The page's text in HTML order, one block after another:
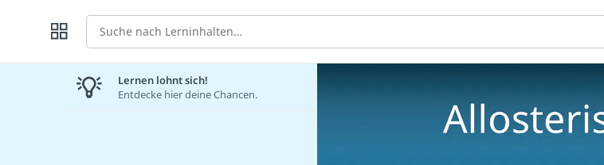
Suche
Lernen lohnt sich!
Entdecke hier deine Chancen.